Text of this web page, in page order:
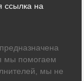
ссылка на
мы помогаем
мы не